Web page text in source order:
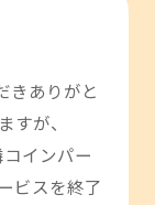
きありがと
すが、
インパー
ビスを終了